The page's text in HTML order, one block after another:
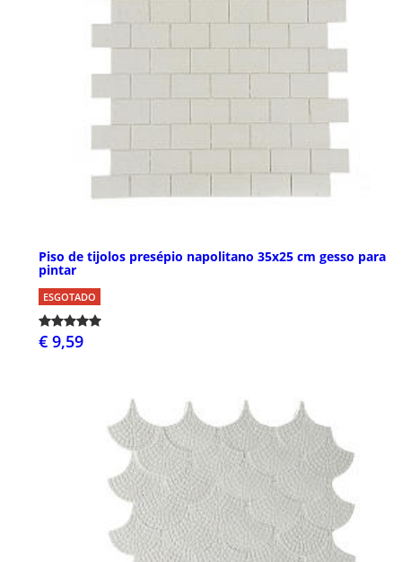
Piso de tijolos presépio napolitano 35x25 cm gesso para
pintar
ESGOTADO
€ 9,59